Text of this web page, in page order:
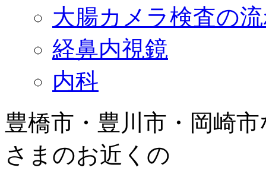
大腸カメラ検査の
経鼻内視鏡
内科
豊橋市・豊川市・岡崎
さまのお近くの